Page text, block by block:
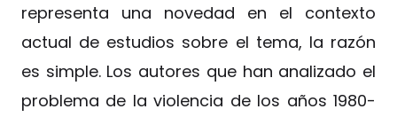
representa una novedad en el contexto
actual de estudios sobre el tema, la razón
es simple. Los autores que han analizado el
problema de la violencia de los años 1980-